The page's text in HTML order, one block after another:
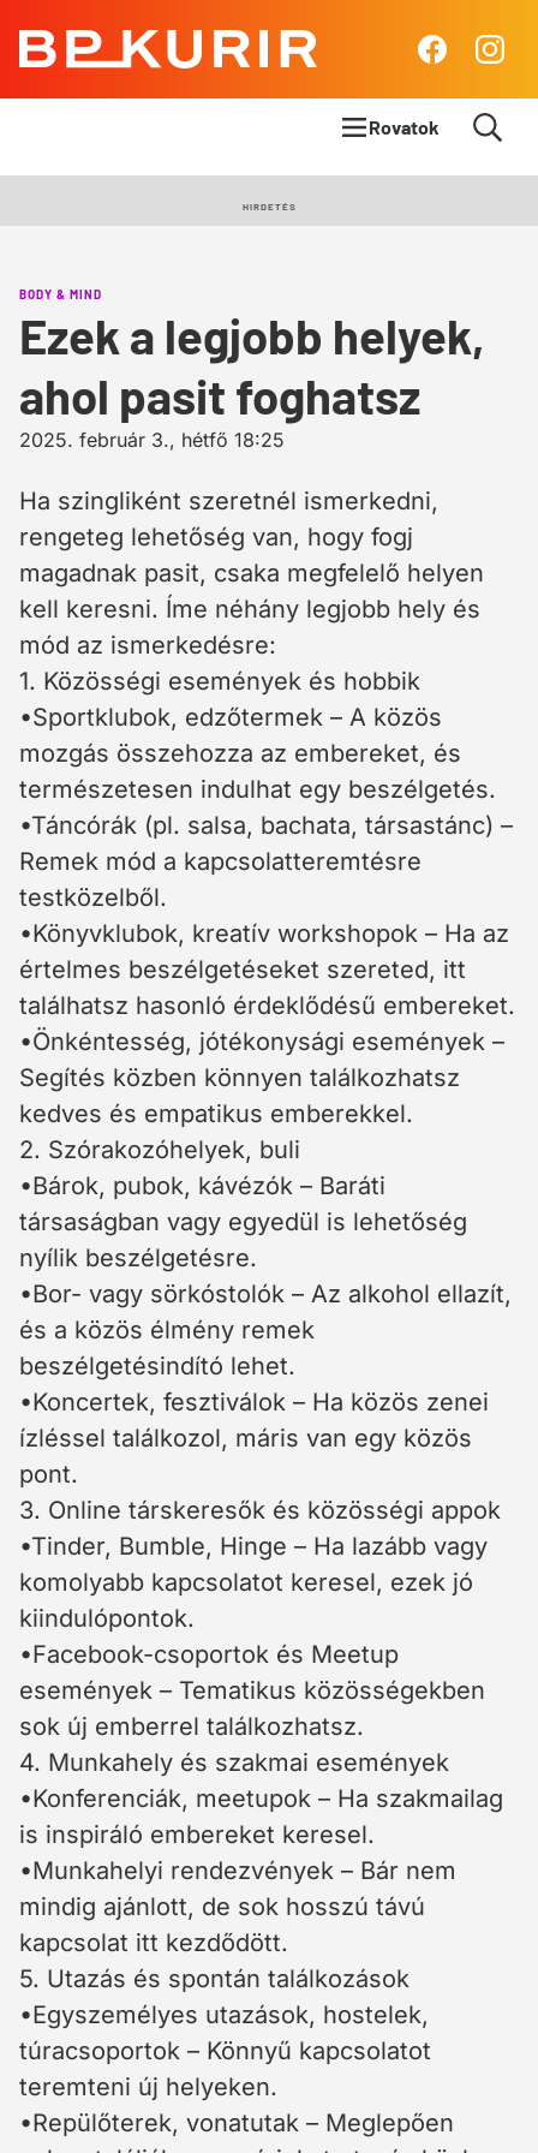
Body & Mind
Queens Blog
Rovatok
HIRDETÉS
BODY & MIND
Ezek a legjobb helyek,
ahol pasit foghatsz
2025. február 3., hétfő 18:25
Ha szingliként szeretnél ismerkedni,
rengeteg lehetőség van, hogy fogj
magadnak pasit, csaka megfelelő helyen
kell keresni. Íme néhány legjobb hely és
mód az ismerkedésre:
1. Közösségi események és hobbik
•Sportklubok, edzőtermek – A közös
mozgás összehozza az embereket, és
természetesen indulhat egy beszélgetés.
•Táncórák (pl. salsa, bachata, társastánc) –
Remek mód a kapcsolatteremtésre
testközelből.
•Könyvklubok, kreatív workshopok – Ha az
értelmes beszélgetéseket szereted, itt
találhatsz hasonló érdeklődésű embereket.
•Önkéntesség, jótékonysági események –
Segítés közben könnyen találkozhatsz
kedves és empatikus emberekkel.
2. Szórakozóhelyek, buli
•Bárok, pubok, kávézók – Baráti
társaságban vagy egyedül is lehetőség
nyílik beszélgetésre.
•Bor- vagy sörkóstolók – Az alkohol ellazít,
és a közös élmény remek
beszélgetésindító lehet.
•Koncertek, fesztiválok – Ha közös zenei
ízléssel találkozol, máris van egy közös
pont.
3. Online társkeresők és közösségi appok
•Tinder, Bumble, Hinge – Ha lazább vagy
komolyabb kapcsolatot keresel, ezek jó
kiindulópontok.
•Facebook-csoportok és Meetup
események – Tematikus közösségekben
sok új emberrel találkozhatsz.
4. Munkahely és szakmai események
•Konferenciák, meetupok – Ha szakmailag
is inspiráló embereket keresel.
•Munkahelyi rendezvények – Bár nem
mindig ajánlott, de sok hosszú távú
kapcsolat itt kezdődött.
5. Utazás és spontán találkozások
•Egyszemélyes utazások, hostelek,
túracsoportok – Könnyű kapcsolatot
teremteni új helyeken.
•Repülőterek, vonatutak – Meglepően